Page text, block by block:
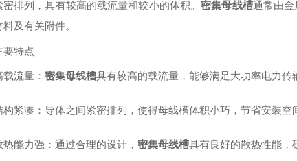
密排列，具有较高的载流量和较小的体积。密集母线槽通常由金
及有关附件。
要特点
载流量： 密集母线槽具有较高的载流量，能够满足大功率电力传
构紧凑 ：导体之间紧密排列，使得母线槽体积小巧，节省安装空
热能力强 ：通过合理的设计， 密集母线槽具有良好的散热性能，